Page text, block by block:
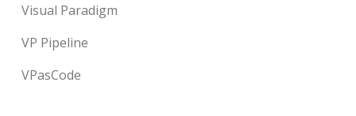
Visual Paradigm
VP Pipeline
VPasCode